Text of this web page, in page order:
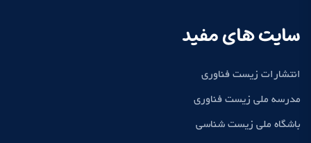
سایت های مفید
انتشارات زیست فناوری
مدرسه ملی زیست فناوری
باشگاه ملی زیست شناسی